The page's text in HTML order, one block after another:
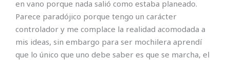
en vano porque nada salió como estaba planeado.
Parece paradójico porque tengo un carácter
controlador y me complace la realidad acomodada a
mis ideas, sin embargo para ser mochilera aprendí
que lo único que uno debe saber es que se marcha, el